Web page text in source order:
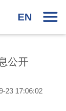
EN
公开
23 17:06:02